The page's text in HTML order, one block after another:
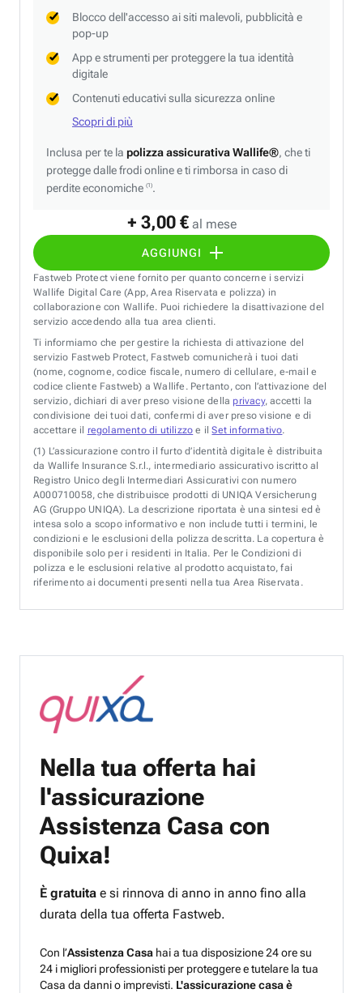
+ 3,00 € al mese
AGGIUNGI
Blocco dell'accesso ai siti malevoli, pubblicità e
pop-up
App e strumenti per proteggere la tua identità
digitale
Contenuti educativi sulla sicurezza online
Scopri di più
Inclusa per te la polizza assicurativa Wallife®, che ti
protegge dalle frodi online e ti rimborsa in caso di
perdite economiche (1).
Fastweb Protect viene fornito per quanto concerne i servizi
Wallife Digital Care (App, Area Riservata e polizza) in
collaborazione con Wallife. Puoi richiedere la disattivazione del
servizio accedendo alla tua area clienti.
Ti informiamo che per gestire la richiesta di attivazione del
servizio Fastweb Protect, Fastweb comunicherà i tuoi dati
(nome, cognome, codice fiscale, numero di cellulare, e-mail e
codice cliente Fastweb) a Wallife. Pertanto, con l’attivazione del
servizio, dichiari di aver preso visione della privacy, accetti la
condivisione dei tuoi dati, confermi di aver preso visione e di
accettare il regolamento di utilizzo e ilSet informativo.
(1) L’assicurazione contro il furto d’identità digitale è distribuita
da Wallife Insurance S.r.l., intermediario assicurativo iscritto al
Registro Unico degli Intermediari Assicurativi con numero
A000710058, che distribuisce prodotti di UNIQA Versicherung
AG (Gruppo UNIQA). La descrizione riportata è una sintesi ed è
intesa solo a scopo informativo e non include tutti i termini, le
condizioni e le esclusioni della polizza descritta. La copertura è
disponibile solo per i residenti in Italia. Per le Condizioni di
polizza e le esclusioni relative al prodotto acquistato, fai
riferimento ai documenti presenti nella tua Area Riservata.
Nella tua offerta hai
l'assicurazione
Assistenza Casa con
Quixa!
È gratuita e si rinnova di anno in anno fino alla
durata della tua offerta Fastweb.
Con l’Assistenza Casa hai a tua disposizione 24 ore su
24 i migliori professionisti per proteggere e tutelare la tua
Casa da danni o imprevisti. L'assicurazione casa è